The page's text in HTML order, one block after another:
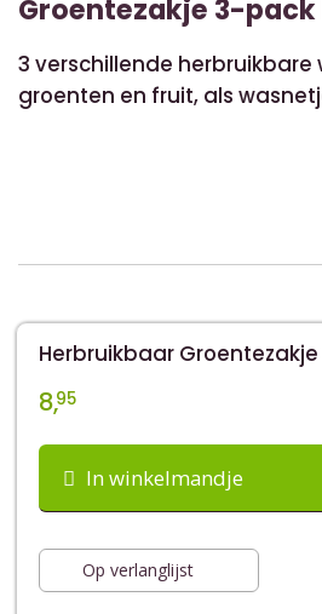
Groentezakje 3-pack
3 verschillende herbruikbare
groenten en fruit, als
Herbruikbaar
8,95
In winkelmandje
Op verlanglijst